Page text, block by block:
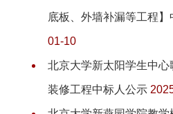
底板、外墙补漏等工程】
01-10
北京大学新太阳学生中
装修工程中标人公示